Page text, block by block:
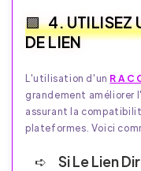
4. UTILISEZ
DE LIEN
L'utilisation d'un
grandement améliorer
assurant la
plateformes. Voici
Si Le Lien